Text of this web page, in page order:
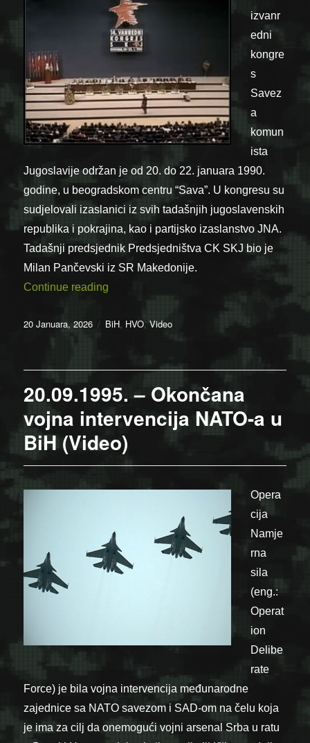
izvanr
edni
kongre
s
Savez
a
komun
ista
Jugoslavije održan je od 20. do 22. januara 1990.
godine, u beogradskom centru “Sava”. U kongresu su
sudjelovali izaslanici iz svih tadašnjih jugoslavenskih
republika i pokrajina, kao i partijsko izaslanstvo JNA.
Tadašnji predsjednik Predsjedništva CK SKJ bio je
Milan Pančevski iz SR Makedonije.
Continue reading “20.01.1990. – Počeo 14. izvanredni
Posted
20 Januara, 2026 Categories
BiH, HVO,Video
20.09.1995. – Okončana
vojna intervencija NATO-a u
BiH (Video)
Opera
cija
Namje
rna
sila
(eng.:
Operat
ion
Delibe
rate
Force) je bila vojna intervencija međunarodne
zajednice sa NATO savezom i SAD-om na čelu koja
je ima za cilj da onemogući vojni arsenal Srba u ratu